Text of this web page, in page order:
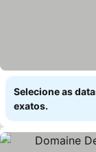
Selecione as
exatos.